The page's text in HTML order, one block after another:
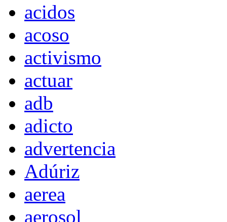
acidos
acoso
activismo
actuar
adb
adicto
advertencia
Adúriz
aerea
aerosol